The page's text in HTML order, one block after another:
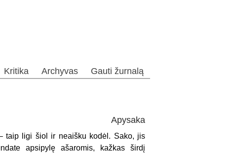
Kritika Archyvas Gauti žurnalą
Apysaka
taip ligi šiol ir neaišku kodėl. Sako, jis
apsipylę ašaromis, kažkas širdį